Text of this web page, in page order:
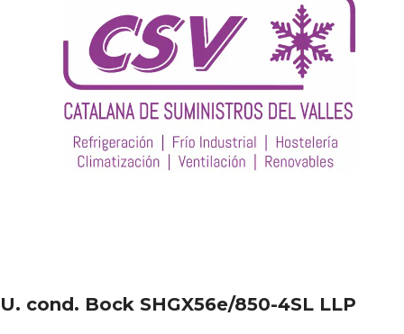
U. cond. Bock SHGX56e/850-4SL LLP